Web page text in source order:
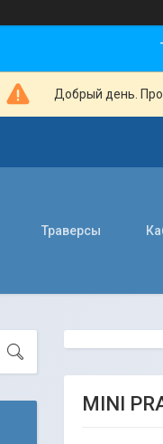
Добрый день.
Траверсы
MINI